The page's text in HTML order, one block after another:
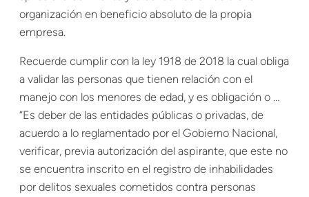
organización en beneficio absoluto de la propia
empresa.
Recuerde cumplir con la ley 1918 de 2018 la cual obliga
a validar las personas que tienen relación con el
manejo con los menores de edad, y es obligación o …
“Es deber de las entidades públicas o privadas, de
acuerdo a lo reglamentado por el Gobierno Nacional,
verificar, previa autorización del aspirante, que este no
se encuentra inscrito en el registro de inhabilidades
por delitos sexuales cometidos contra personas